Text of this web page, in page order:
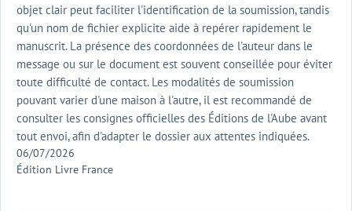
objet clair peut faciliter l'identification de la soumission, tandis
qu'un nom de fichier explicite aide à repérer rapidement le
manuscrit. La présence des coordonnées de l'auteur dans le
message ou sur le document est souvent conseillée pour éviter
toute difficulté de contact. Les modalités de soumission
pouvant varier d'une maison à l'autre, il est recommandé de
consulter les consignes officielles des Éditions de l'Aube avant
tout envoi, afin d'adapter le dossier aux attentes indiquées.
06/07/2026
Édition Livre France